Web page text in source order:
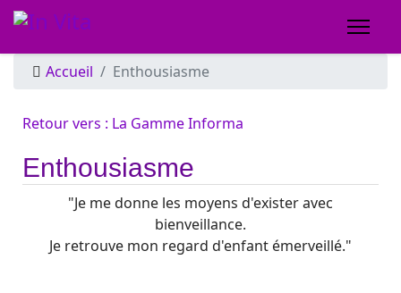
Accueil Enthousiasme
Retour vers : La Gamme Informa
Enthousiasme
"Je me donne les moyens d'exister avec
bienveillance.
Je retrouve mon regard d'enfant émerveillé."